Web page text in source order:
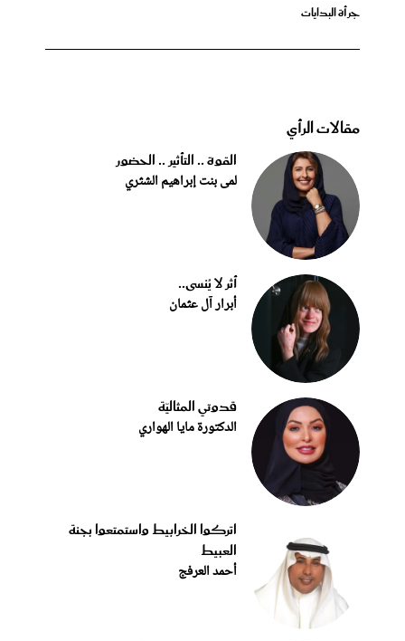
جرأة البدايات
مقالات الرأي
القوة .. التأثير .. الحضور
لمى بنت إبراهيم الشثري
أثر لا يُنسى..
أبرار آل عثمان
قدوتي المثاليّة
الدكتورة مايا الهواري
اتركوا الخرابيط واستمتعوا بجنة
العبيط
أحمد العرفج